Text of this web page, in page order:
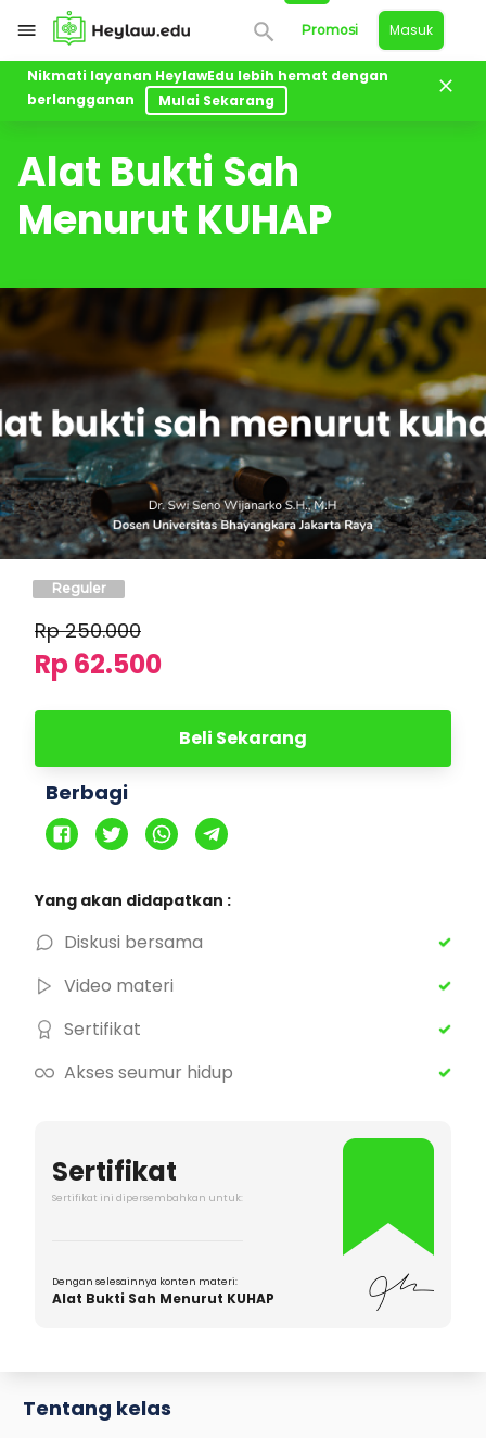
Promosi Masuk
Nikmati layanan HeylawEdu lebih hemat dengan
berlangganan
Mulai Sekarang
Kelas Alat Bukti Sah Menurut KUHAP
Alat Bukti Sah
Menurut KUHAP
Reguler
Rp250.000
Rp 62.500
Beli Sekarang
Berbagi
Yang akan didapatkan :
Diskusi bersama
Video materi
Sertifikat
Akses seumur hidup
Sertifikat
Sertifikat ini dipersembahkan untuk:
Dengan selesainnya konten materi:
Alat Bukti Sah Menurut KUHAP
Tentang kelas